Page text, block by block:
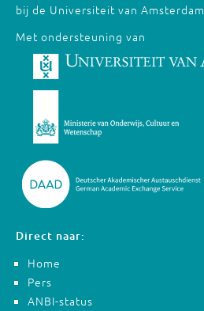
bij de Universiteit van Amsterdam
Met ondersteuning van
Direct naar:
Home
Pers
ANBI-status